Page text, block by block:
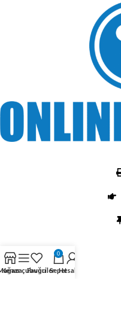
Kenar çubuğu
Favoriler
0
SepetHesabım